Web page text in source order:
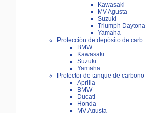
Kawasaki
MV Agusta
Suzuki
Triumph Daytona
Yamaha
Protección de depósito de carb
BMW
Kawasaki
Suzuki
Yamaha
Protector de tanque de carbono
Aprilia
BMW
Ducati
Honda
MV Agusta